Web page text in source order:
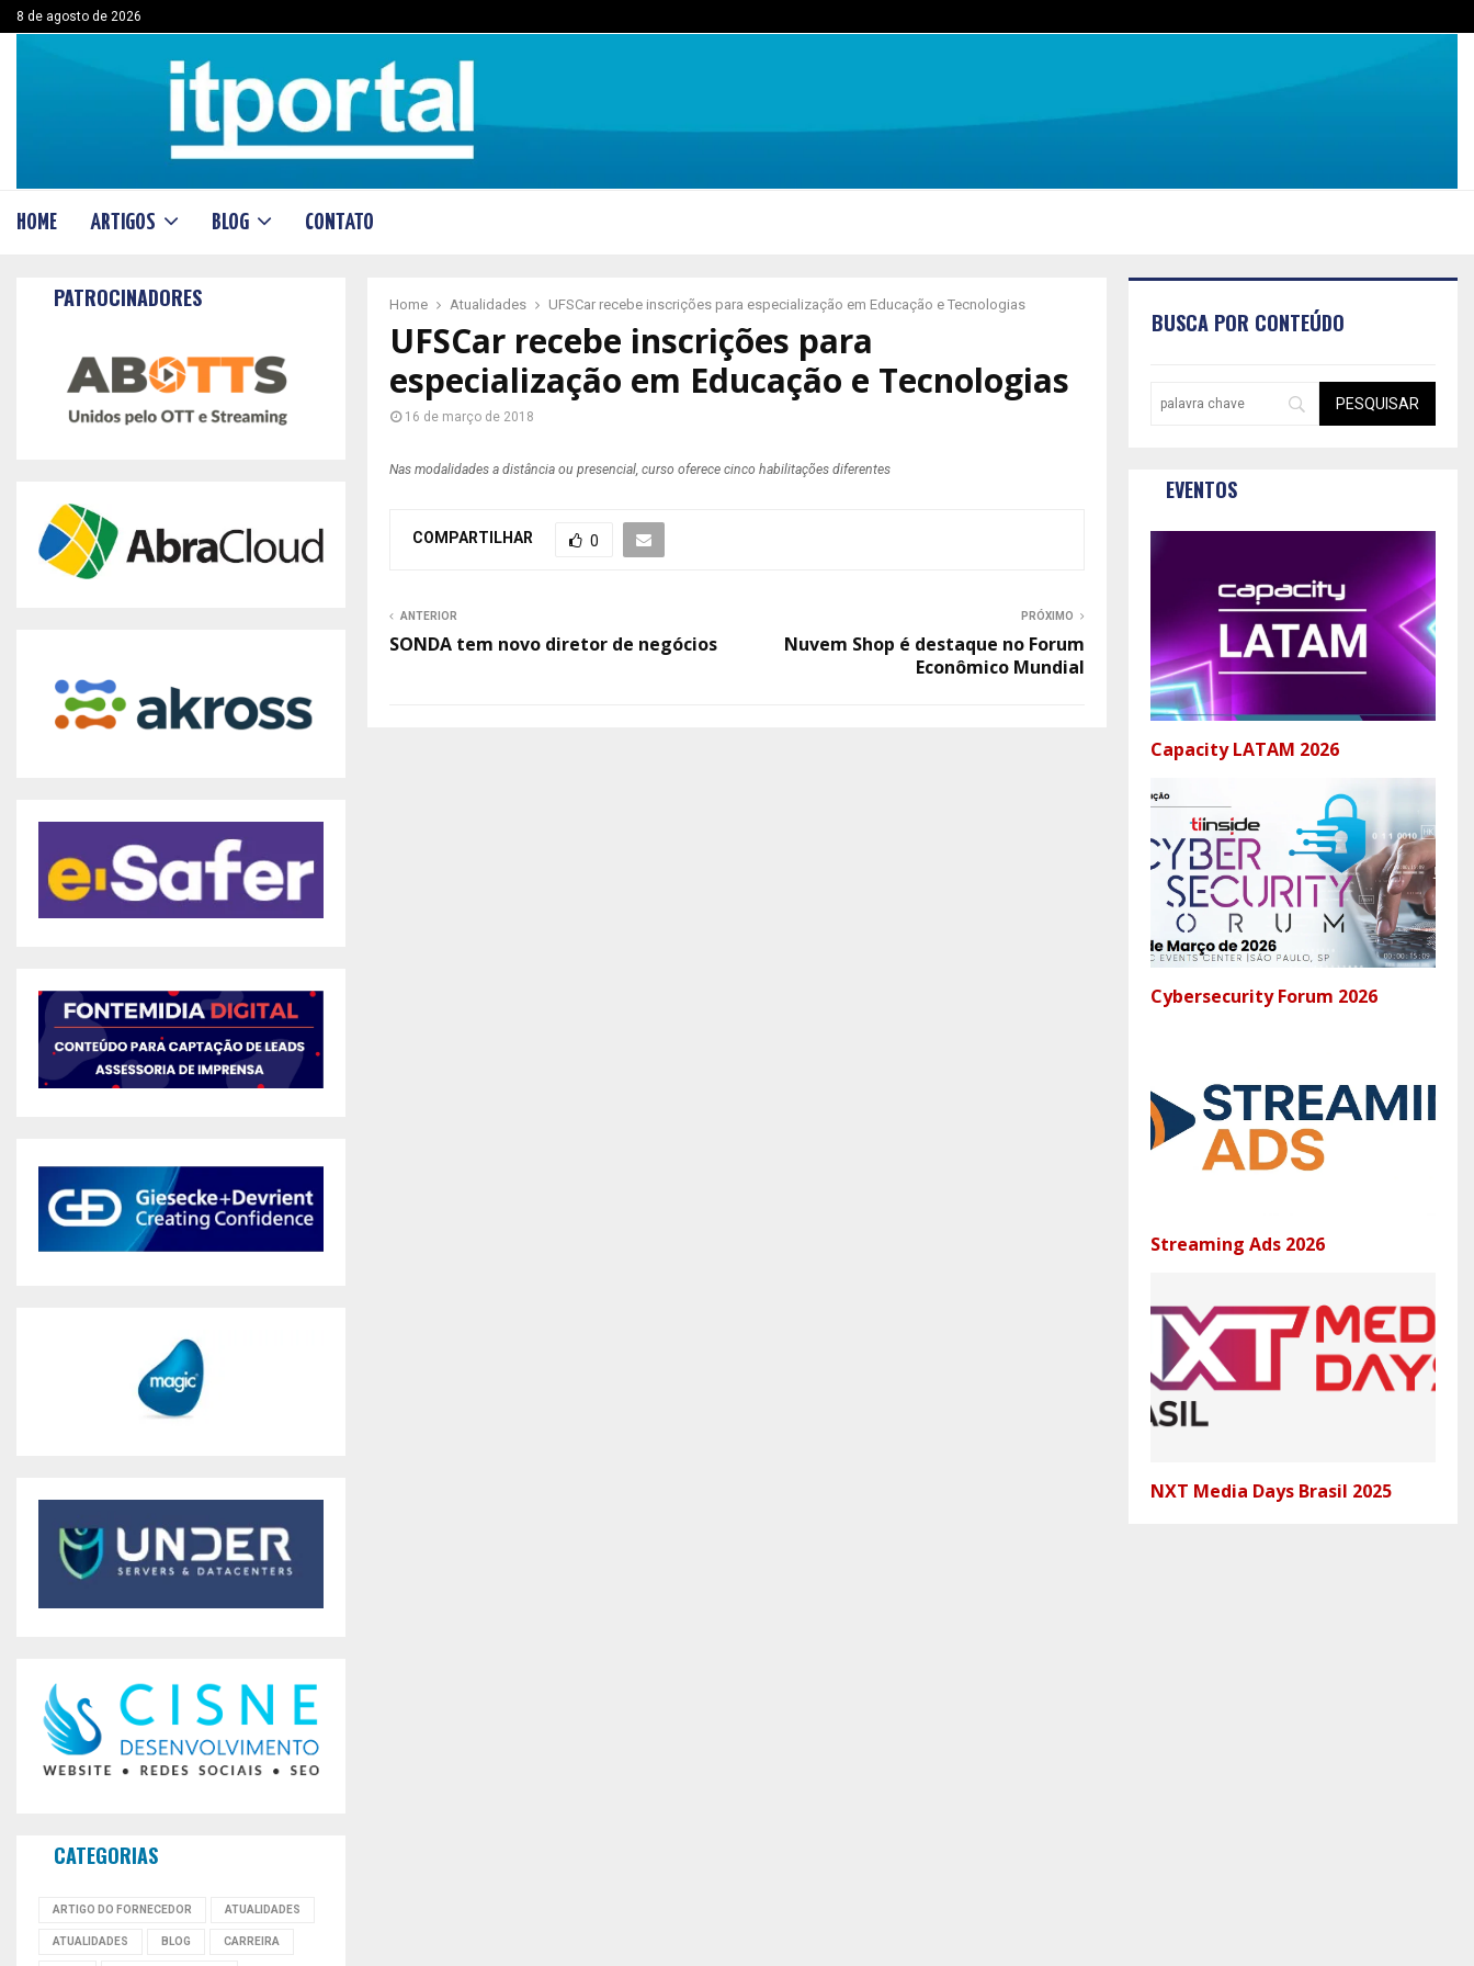
8 de agosto de 2026
HOME ARTIGOS BLOG CONTATO
Home Atualidades UFSCar recebe inscrições para especialização em Educação e Tecnologias
UFSCar recebe inscrições para
especialização em Educação e Tecnologias
16 de março de 2018
Nas modalidades a distância ou presencial, curso oferece cinco habilitações diferentes
COMPARTILHAR 0
ANTERIOR
SONDA tem novo diretor de negócios
PRÓXIMO
Nuvem Shop é destaque no Forum
Econômico Mundial
PATROCINADORES
CATEGORIAS
ARTIGO DO FORNECEDOR ATUALIDADES
ATUALIDADES BLOG CARREIRA
BUSCA POR CONTEÚDO
EVENTOS
Capacity LATAM 2026
Cybersecurity Forum 2026
Streaming Ads 2026
NXT Media Days Brasil 2025